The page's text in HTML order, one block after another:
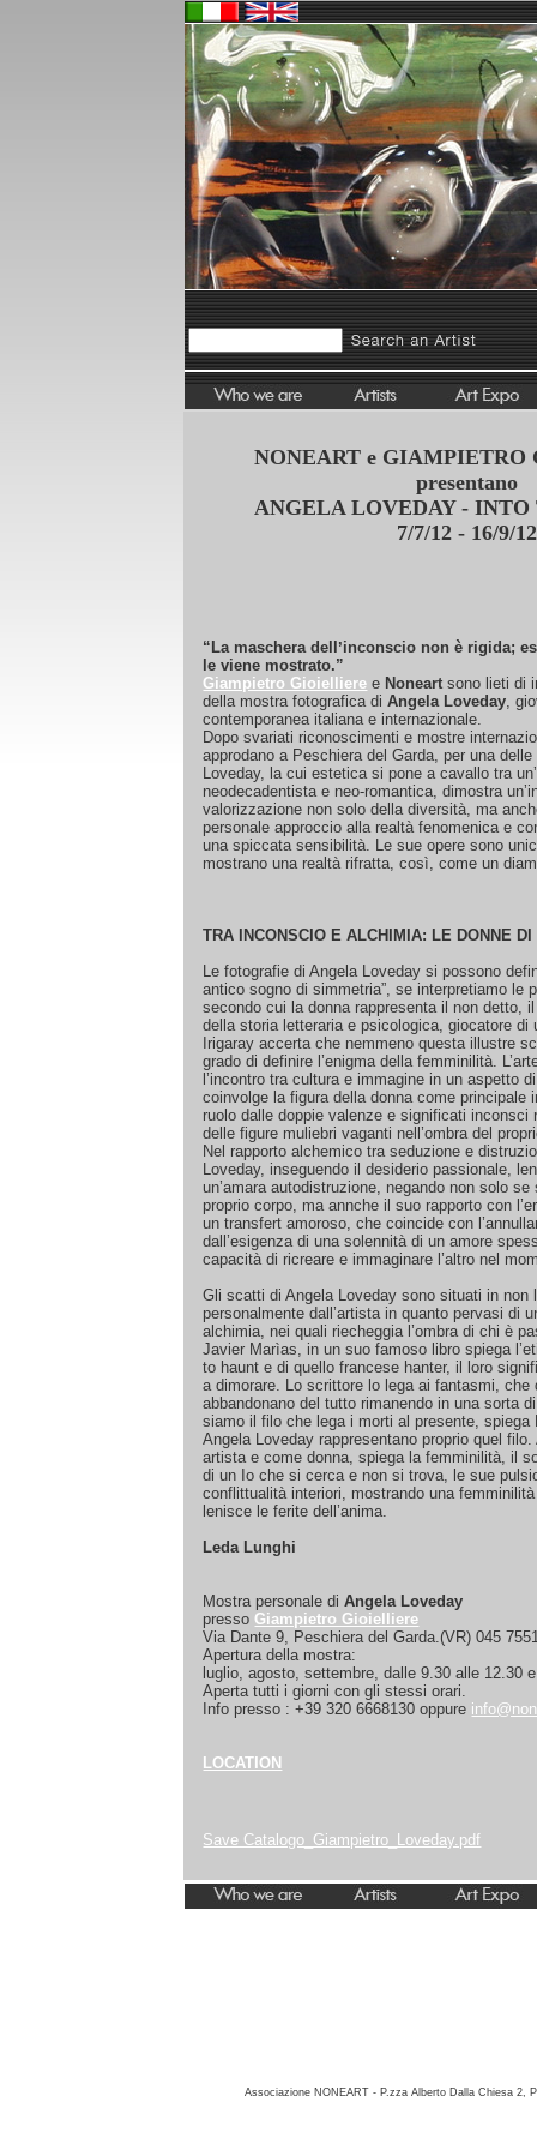
NONEART e
presentano
ANGELA LOVEDAY -
7/7/12 - 16/9/12
“La maschera dellʼinconscio non è rigida;
le viene mostrato.”
Giampietro Gioielliere e Noneart sono lieti di
della mostra fotografica diAngela Loveday,
contemporanea italiana e internazionale.
Dopo svariati riconoscimenti e mostre
approdano a Peschiera del Garda, per una
Loveday, la cui estetica si pone a cavallo tra
neodecadentista e neo-romantica, dimostra
valorizzazione non solo della diversità, ma
personale approccio alla realtà fenomenica e
una spiccata sensibilità. Le sue opere sono
mostrano una realtà rifratta, così, come un
TRA INCONSCIO E ALCHIMIA: LE DONNE
Le fotografie di Angela Loveday si possono
antico sogno di simmetria”, se interpretiamo le
secondo cui la donna rappresenta il non detto,
della storia letteraria e psicologica, giocatore di
Irigaray accerta che nemmeno questa illustre
grado di definire l’enigma della femminilità.
l’incontro tra cultura e immagine in un aspetto
coinvolge la figura della donna come principale
ruolo dalle doppie valenze e significati inconsci
delle figure muliebri vaganti nell’ombra del
Nel rapporto alchemico tra seduzione e
Loveday, inseguendo il desiderio passionale,
un’amara autodistruzione, negando non solo
proprio corpo, ma annche il suo rapporto con
un transfert amoroso, che coincide con
dall’esigenza di una solennità di un amore
capacità di ricreare e immaginare l’altro nel
Gli scatti di Angela Loveday sono situati in
personalmente dall’artista in quanto pervasi di
alchimia, nei quali riecheggia l’ombra di chi è
Javier Marìas, in un suo famoso libro spiega
to haunt e di quello francese hanter, il loro
a dimorare. Lo scrittore lo lega ai fantasmi, che
abbandonano del tutto rimanendo in una sorta
siamo il filo che lega i morti al presente,
Angela Loveday rappresentano proprio quel
artista e come donna, spiega la femminilità, il
di un Io che si cerca e non si trova, le sue
conflittualità interiori, mostrando una
lenisce le ferite dell’anima.
Leda Lunghi
Mostra personale diAngela Loveday
presso Giampietro Gioielliere
Via Dante 9, Peschiera del Garda.(VR) 045
Apertura della mostra:
luglio, agosto, settembre, dalle 9.30 alle 12.30
Aperta tutti i giorni con gli stessi orari.
Info presso : +39 320 6668130 oppure
LOCATION
Save Catalogo_Giampietro_Loveday.pdf
Associazione NONEART - P.zza Alberto Dalla Chiesa 2,